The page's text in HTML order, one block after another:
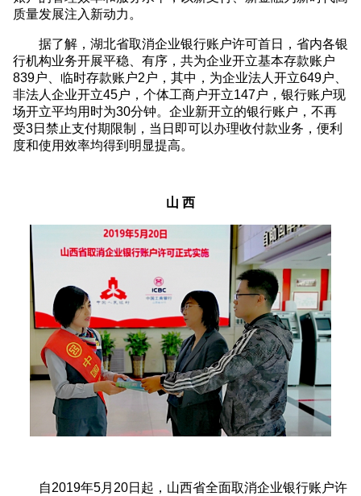
质量发展注入新动力。
据了解，湖北省取消企业银行账户许可首日，省内各银
行机构业务开展平稳、有序，共为企业开立基本存款账户
839户、临时存款账户2户，其中，为企业法人开立649户、
非法人企业开立45户，个体工商户开立147户，银行账户现
场开立平均用时为30分钟。企业新开立的银行账户，不再
受3日禁止支付期限制，当日即可以办理收付款业务，便利
度和使用效率均得到明显提高。
山 西
自2019年5月20日起，山西省全面取消企业银行账户许